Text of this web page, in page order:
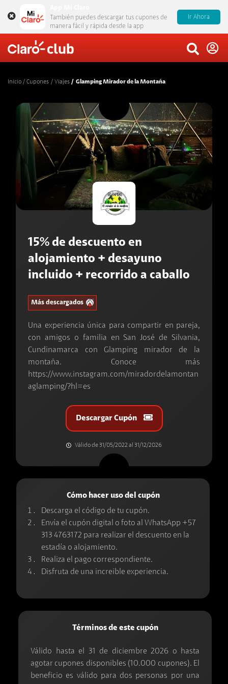
Busca cupones, tiendas, descuentos, ciudades y productos.
También puedes descargar tus cupones de
manera fácil y rápida desde la app
Ir Ahora
Inicio Cupones Viajes Glamping Mirador de la Montaña
15% de descuento en
alojamiento + desayuno
incluido + recorrido a caballo
Más descargados
Una experiencia única para compartir en pareja,
con amigos o familia en San José de Silvania,
Cundinamarca con Glamping mirador de la
montaña. Conoce más
https://www.instagram.com/miradordelamontan
aglamping/?hl=es
Descargar Cupón
Válido de 31/05/2022 al 31/12/2026
Cómo hacer uso del cupón
Descarga el código de tu cupón.
Envía el cupón digital o foto al WhatsApp +57
313 4763172 para realizar el descuento en la
estadía o alojamiento.
Realiza el pago correspondiente.
Disfruta de una increible experiencia.
Términos de este cupón
Válido hasta el 31 de diciembre 2026 o hasta
agotar cupones disponibles (10.000 cupones). El
beneficio es válido para dos personas por una